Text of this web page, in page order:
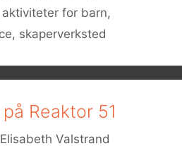
aktiviteter for barn,
, skaperverksted
Reaktor 51
Valstrand